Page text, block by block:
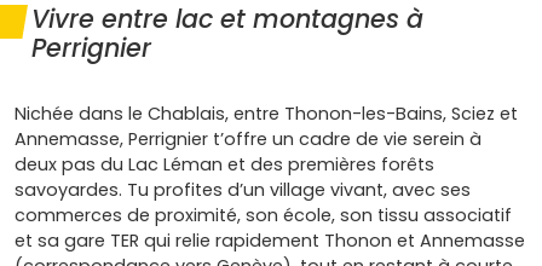
Vivre entre lac et montagnes à
Perrignier
Nichée dans le Chablais, entre Thonon-les-Bains, Sciez et
Annemasse, Perrignier t’offre un cadre de vie serein à
deux pas du Lac Léman et des premières forêts
savoyardes. Tu profites d’un village vivant, avec ses
commerces de proximité, son école, son tissu associatif
et sa gare TER qui relie rapidement Thonon et Annemasse